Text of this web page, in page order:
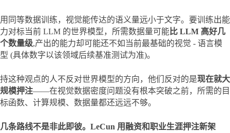
用同等数据训练，视觉能传达的语义量远小于文字。要训练出能
力对标当前 LLM 的世界模型，所需数据量可能 比 LLM 高好几
个数量级,产出的能力却可能还不如当前最基础的视觉 - 语言模
型 (具体数字以该领域后续基准测试为准)。
持这种观点的人不反对世界模型的方向，他们反对的是现在就大
规模押注——在视觉数据密度问题没有根本突破之前，所需的目
标函数、计算规模、数据量都还远远不够。
几条路线不是非此即彼。LeCun 用融资和职业生涯押注新架